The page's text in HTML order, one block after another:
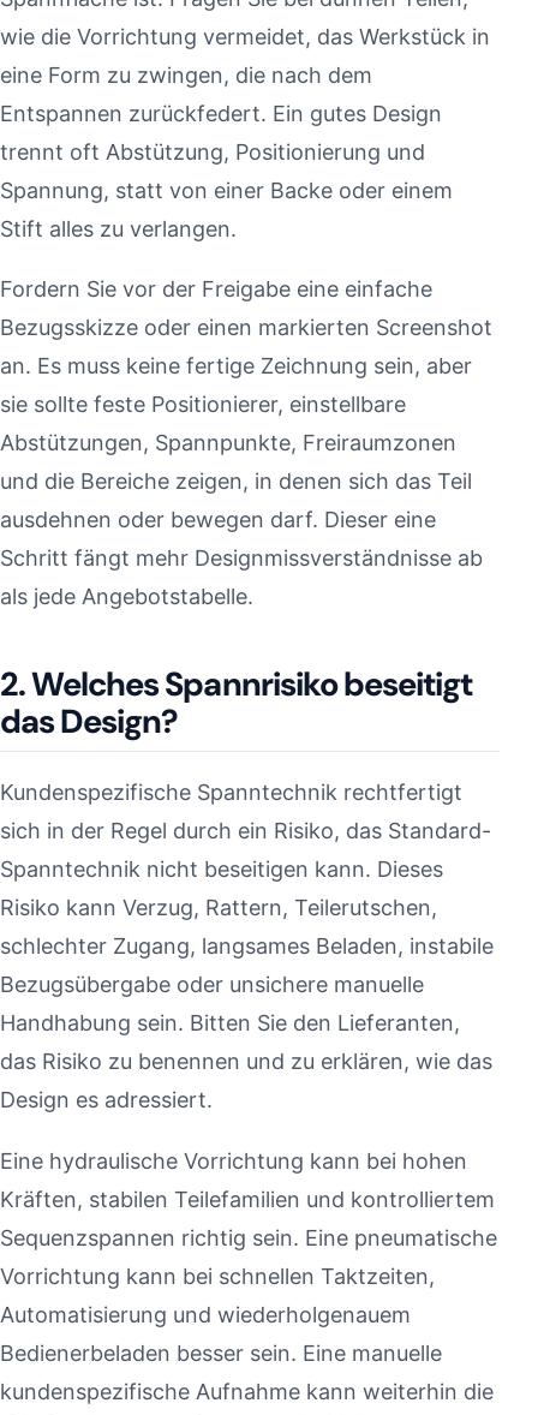
wie die Vorrichtung vermeidet, das Werkstück in
eine Form zu zwingen, die nach dem
Entspannen zurückfedert. Ein gutes Design
trennt oft Abstützung, Positionierung und
Spannung, statt von einer Backe oder einem
Stift alles zu verlangen.
Fordern Sie vor der Freigabe eine einfache
Bezugsskizze oder einen markierten Screenshot
an. Es muss keine fertige Zeichnung sein, aber
sie sollte feste Positionierer, einstellbare
Abstützungen, Spannpunkte, Freiraumzonen
und die Bereiche zeigen, in denen sich das Teil
ausdehnen oder bewegen darf. Dieser eine
Schritt fängt mehr Designmissverständnisse ab
als jede Angebotstabelle.
2. Welches Spannrisiko beseitigt
das Design?
Kundenspezifische Spanntechnik rechtfertigt
sich in der Regel durch ein Risiko, das Standard-
Spanntechnik nicht beseitigen kann. Dieses
Risiko kann Verzug, Rattern, Teilerutschen,
schlechter Zugang, langsames Beladen, instabile
Bezugsübergabe oder unsichere manuelle
Handhabung sein. Bitten Sie den Lieferanten,
das Risiko zu benennen und zu erklären, wie das
Design es adressiert.
Eine hydraulische Vorrichtung kann bei hohen
Kräften, stabilen Teilefamilien und kontrolliertem
Sequenzspannen richtig sein. Eine pneumatische
Vorrichtung kann bei schnellen Taktzeiten,
Automatisierung und wiederholgenauem
Bedienerbeladen besser sein. Eine manuelle
kundenspezifische Aufnahme kann weiterhin die